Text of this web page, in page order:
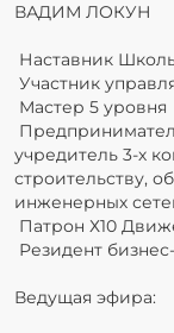
ВАДИМ ЛОКУН
Наставник
Участник
Мастер 5 уровня
учредитель 3-х
строительству,
инженерных
Патрон Х10
Резидент
Ведущая эфира: